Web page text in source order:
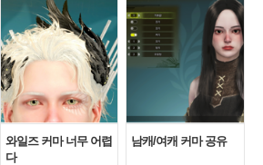
와일즈 커마 너무 어렵
다
남캐/여캐 커마 공유